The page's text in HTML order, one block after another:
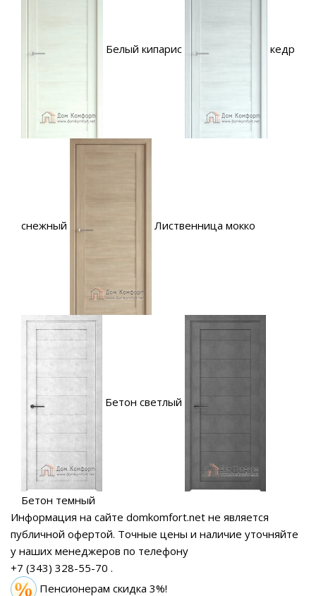
Белый кипарис кедр
снежный Лиственница мокко
Бетон светлый
Бетон темный
Информация на сайте domkomfort.net не является
публичной офертой. Точные цены и наличие уточняйте
у наших менеджеров по телефону
+7 (343) 328-55-70 .
Пенсионерам скидка 3%!